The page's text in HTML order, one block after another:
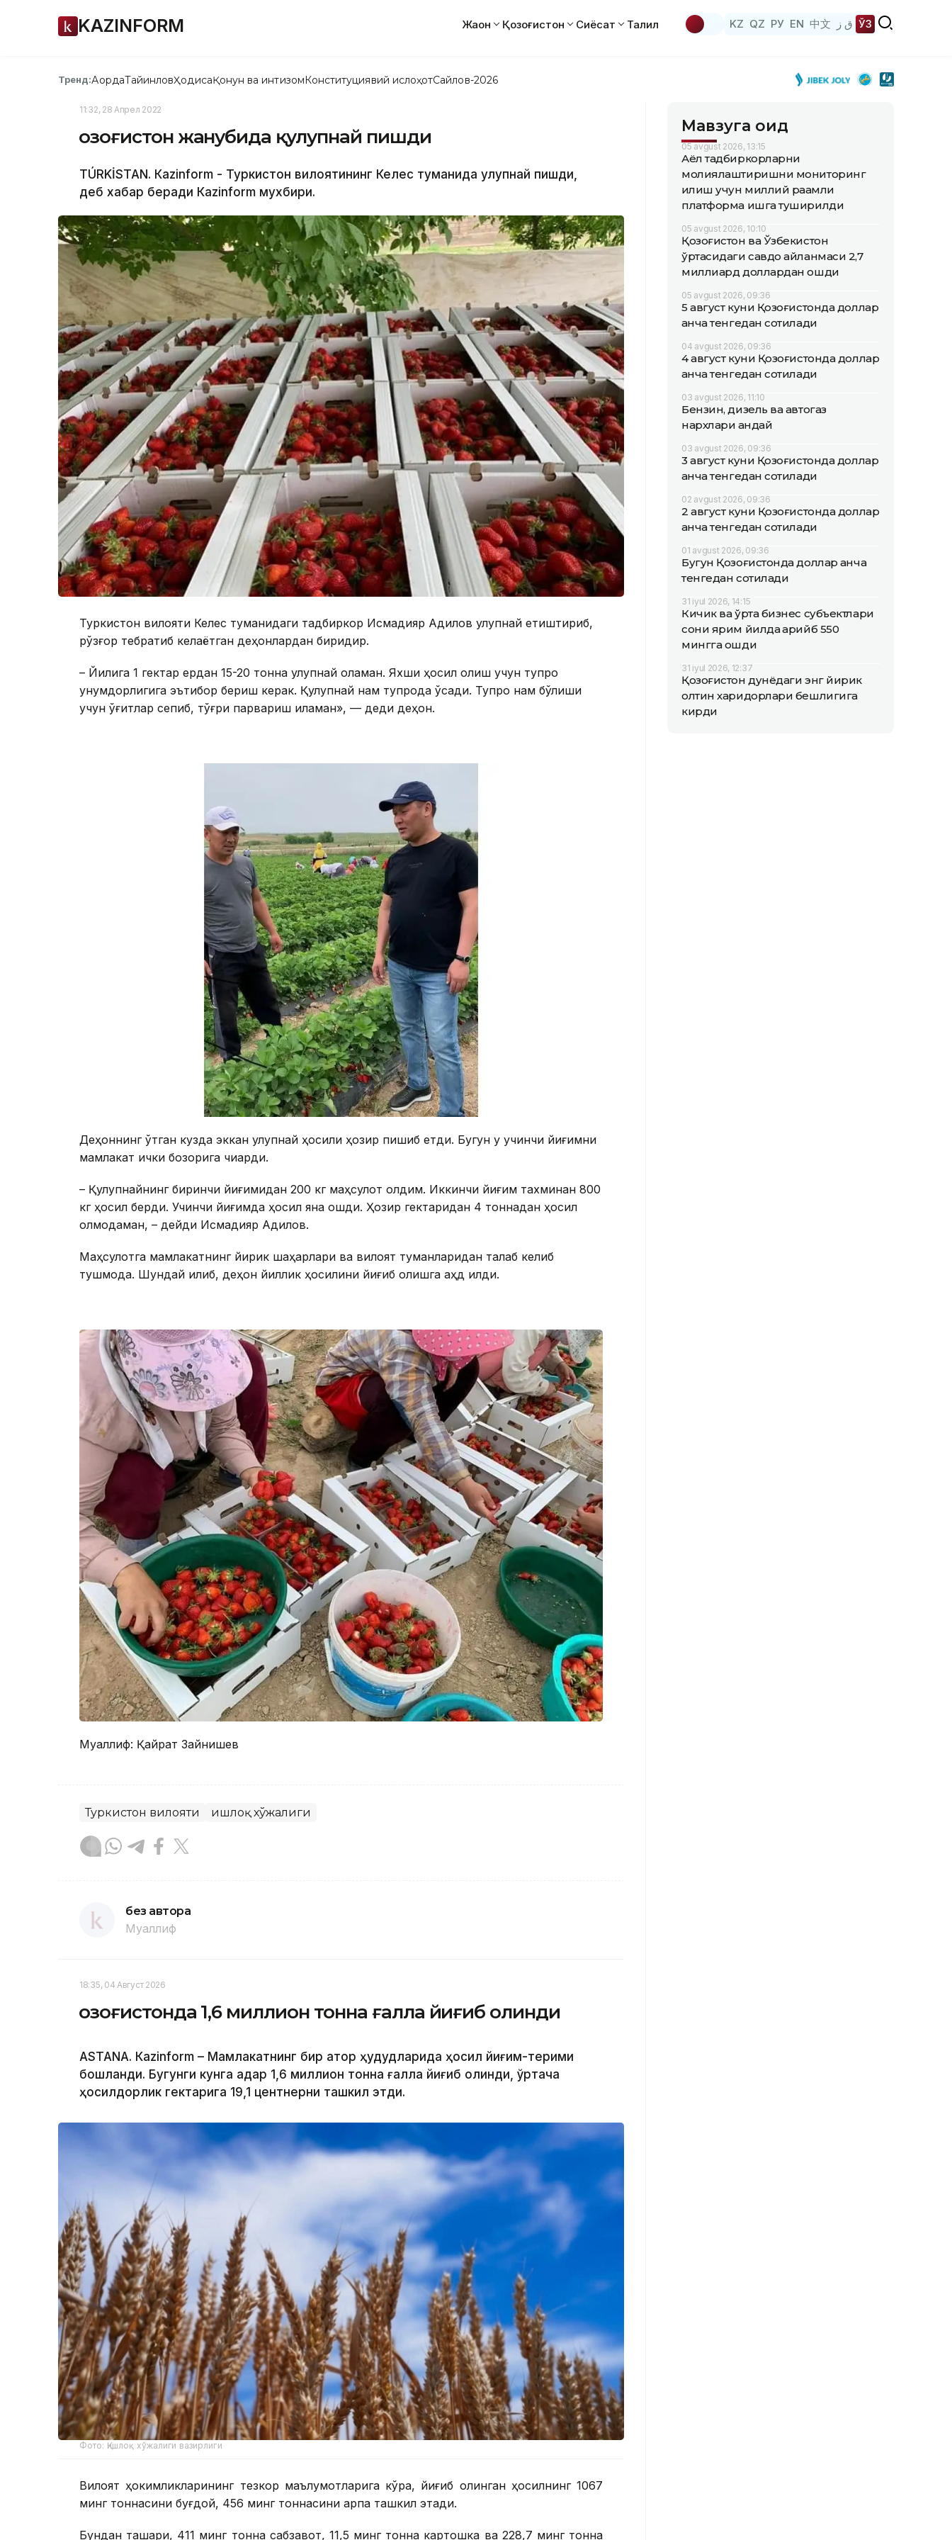
KAZINFORM Жаҳон Қозоғистон Сиёсат Таҳлил KZ QZ РУ EN 中文 ق ز ЎЗ
Тренд:АқордаТайинловҲодисаҚонун ва интизомКонституциявий ислоҳотСайлов-2026
11:32, 28 Апрел 2022
Қозоғистон жанубида қулупнай пишди
TÚRKİSTAN. Кazinform - Туркистон вилоятининг Келес туманида қулупнай пишди,
деб хабар беради Кazinform мухбири.
Туркистон вилояти Келес туманидаги тадбиркор Исмадияр Адилов қулупнай етиштириб,
рўзғор тебратиб келаётган деҳқонлардан биридир.
– Йилига 1 гектар ердан 15-20 тонна қулупнай оламан. Яхши ҳосил олиш учун тупроқ
унумдорлигига эътибор бериш керак. Қулупнай нам тупроқда ўсади. Тупроқ нам бўлиши
учун ўғитлар сепиб, тўғри парвариш қиламан», — деди деҳқон.
Деҳқоннинг ўтган кузда эккан қулупнай ҳосили ҳозир пишиб етди. Бугун у учинчи йиғимни
мамлакат ички бозорига чиқарди.
– Қулупнайнинг биринчи йиғимидан 200 кг маҳсулот олдим. Иккинчи йиғим тахминан 800
кг ҳосил берди. Учинчи йиғимда ҳосил яна ошди. Ҳозир гектаридан 4 тоннадан ҳосил
олмоқдаман, – дейди Исмадияр Адилов.
Маҳсулотга мамлакатнинг йирик шаҳарлари ва вилоят туманларидан талаб келиб
тушмоқда. Шундай қилиб, деҳқон йиллик ҳосилини йиғиб олишга аҳд қилди.
Муаллиф: Қайрат Зайнишев
Туркистон вилояти Қишлоқ хўжалиги
без автора
Муаллиф
18:35, 04 Август 2026
Қозоғистонда 1,6 миллион тонна ғалла йиғиб олинди
ASTANА. Кazinform – Мамлакатнинг бир қатор ҳудудларида ҳосил йиғим-терими
бошланди. Бугунги кунга қадар 1,6 миллион тонна ғалла йиғиб олинди, ўртача
ҳосилдорлик гектарига 19,1 центнерни ташкил этди.
Фото: Қишлоқ хўжалиги вазирлиги
Вилоят ҳокимликларининг тезкор маълумотларига кўра, йиғиб олинган ҳосилнинг 1067
минг тоннасини буғдой, 456 минг тоннасини арпа ташкил этади.
Бундан ташқари, 411 минг тонна сабзавот, 11,5 минг тонна картошка ва 228,7 минг тонна
Мавзуга оид
05 avgust 2026, 13:15
Аёл тадбиркорларни
молиялаштиришни мониторинг
қилиш учун миллий рақамли
платформа ишга туширилди
05 avgust 2026, 10:10
Қозоғистон ва Ўзбекистон
ўртасидаги савдо айланмаси 2,7
миллиард доллардан ошди
05 avgust 2026, 09:36
5 август куни Қозоғистонда доллар
қанча тенгедан сотилади
04 avgust 2026, 09:36
4 август куни Қозоғистонда доллар
қанча тенгедан сотилади
03 avgust 2026, 11:10
Бензин, дизель ва автогаз
нархлари қандай
03 avgust 2026, 09:36
3 август куни Қозоғистонда доллар
қанча тенгедан сотилади
02 avgust 2026, 09:36
2 август куни Қозоғистонда доллар
қанча тенгедан сотилади
01 avgust 2026, 09:36
Бугун Қозоғистонда доллар қанча
тенгедан сотилади
31 iyul 2026, 14:15
Кичик ва ўрта бизнес субъектлари
сони ярим йилда қарийб 550
мингга ошди
31 iyul 2026, 12:37
Қозоғистон дунёдаги энг йирик
олтин харидорлари бешлигига
кирди